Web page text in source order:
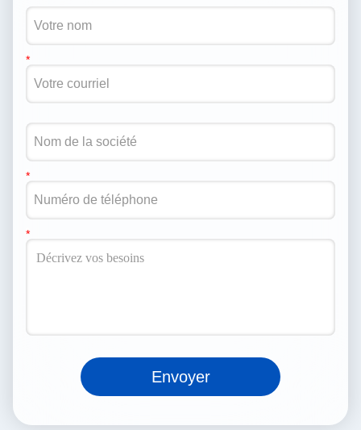
Envoyer